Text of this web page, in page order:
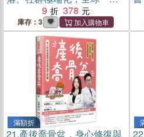
的新國際政治危機
9 378
庫存：3
滿額折
21.產後喬骨盆，身心修復與